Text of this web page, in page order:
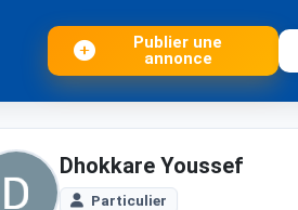
Publier une
annonce
Dhokkare Youssef
Particulier